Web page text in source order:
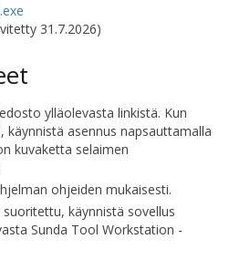
31.7.2026)
ylläolevasta linkistä. Kun
käynnistä asennus napsauttamalla
kuvaketta selaimen
ohjeiden mukaisesti.
suoritettu, käynnistä sovellus
Sunda Tool Workstation -